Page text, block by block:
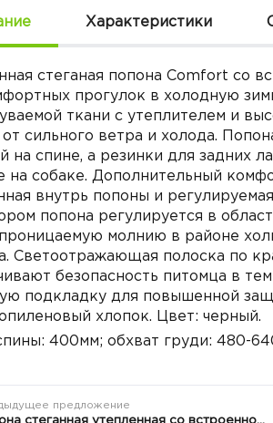
Характеристики
стеганая попона Comfort со
прогулок в холодную
ткани с утеплителем и
сильного ветра и холода.
на спине, а резинки для задних
на собаке. Дополнительный
внутрь попоны и
попона регулируется в
молнию в районе
Светоотражающая полоска по
безопасность питомца в
подкладку для повышенной
хлопок. Цвет: черный.
400мм; обхват груди: 480-
предложение
стеганная утепленная со встроенной